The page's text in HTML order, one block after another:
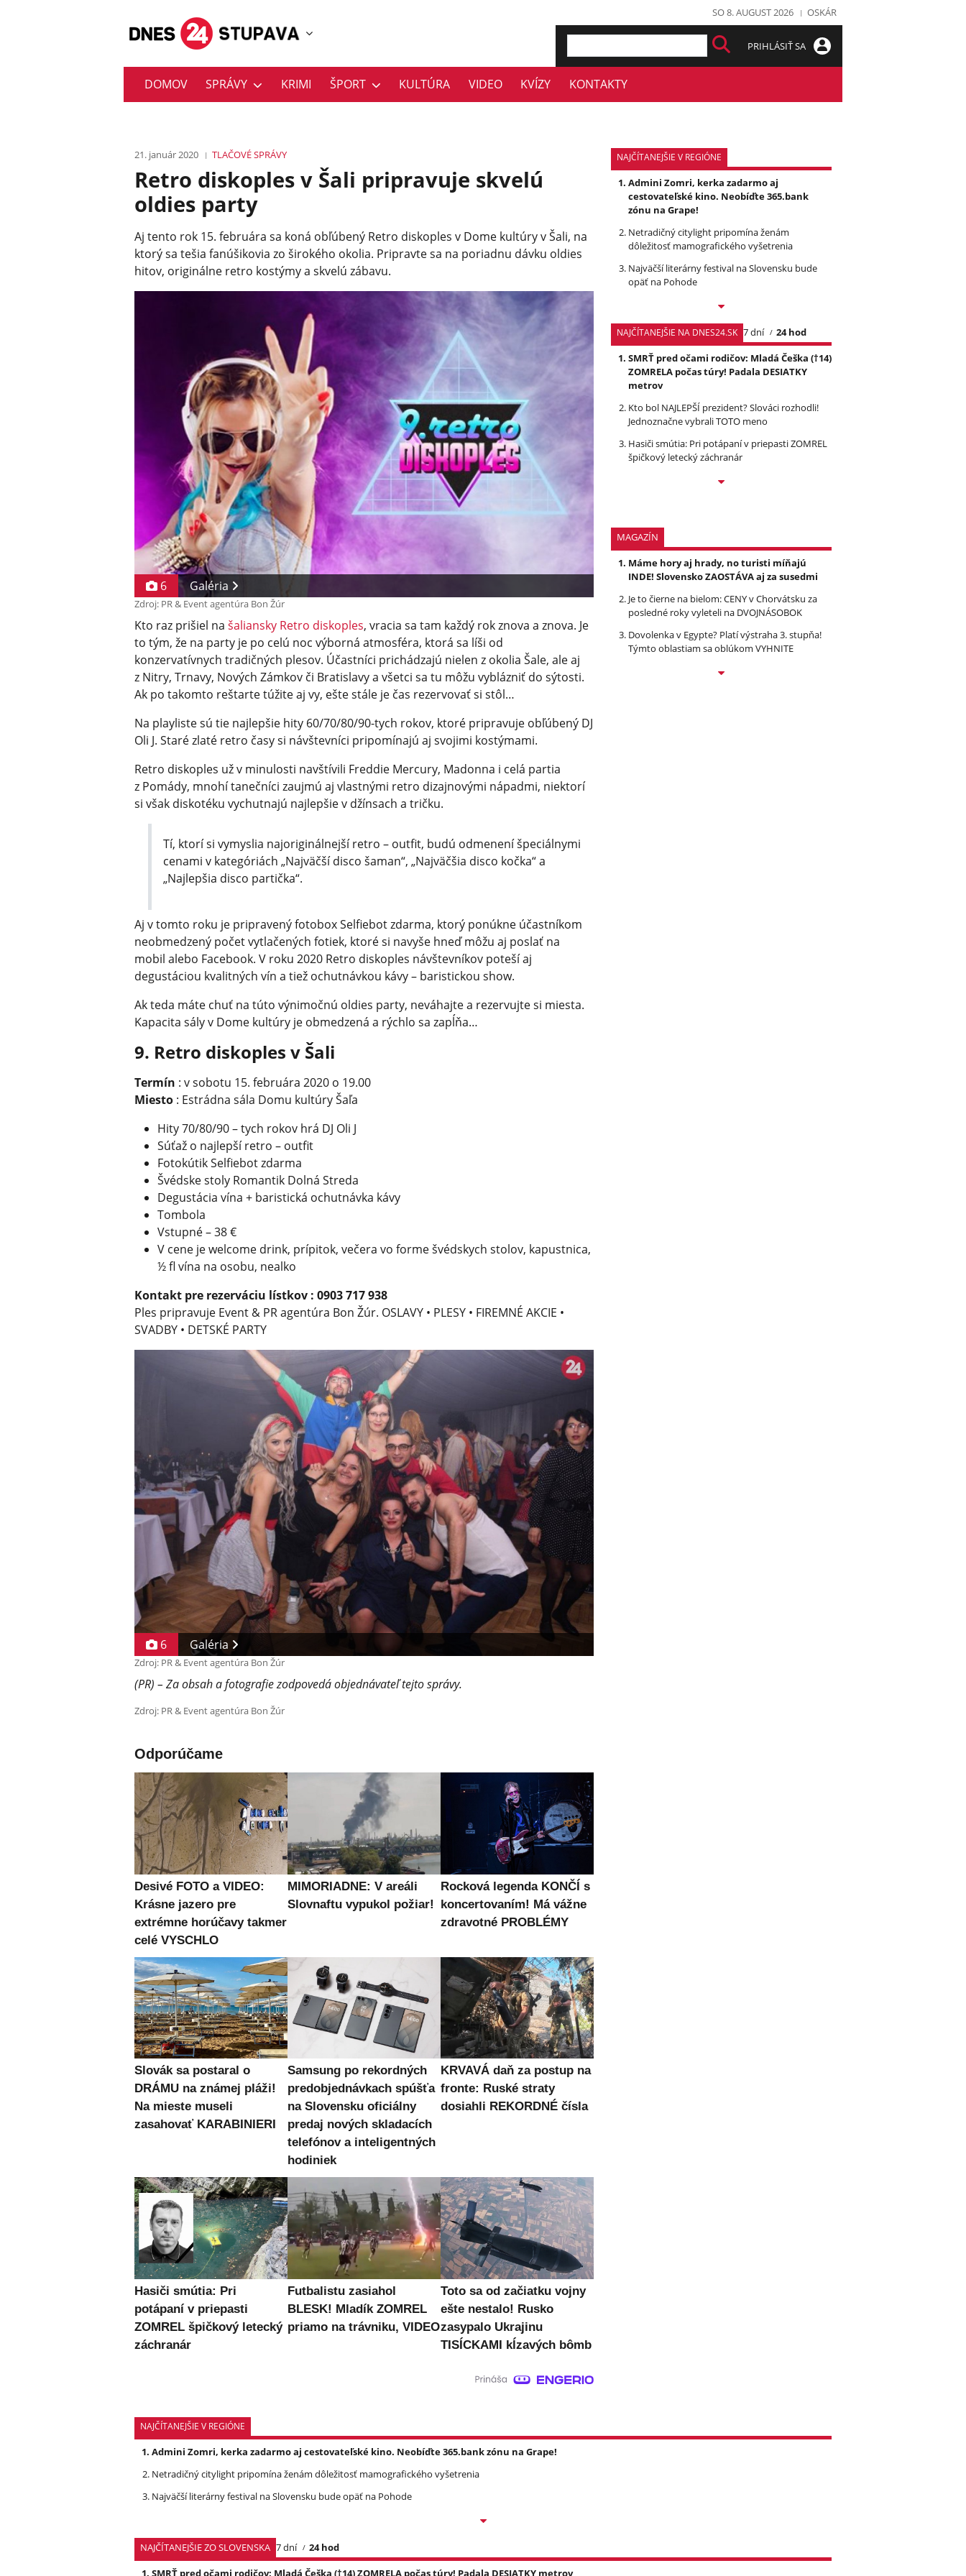
SO 8. AUGUST 2026 OSKÁR
PRIHLÁSIŤ SA
DOMOV SPRÁVY KRIMI ŠPORT KULTÚRA VIDEO KVÍZY KONTAKTY
21. január 2020 TLAČOVÉ SPRÁVY
Retro diskoples v Šali pripravuje skvelú
oldies party
Aj tento rok 15. februára sa koná obľúbený Retro diskoples v Dome kultúry v Šali, na
ktorý sa tešia fanúšikovia zo širokého okolia. Pripravte sa na poriadnu dávku oldies
hitov, originálne retro kostýmy a skvelú zábavu.
6 Galéria
Zdroj: PR & Event agentúra Bon Žúr
Kto raz prišiel na šaliansky Retro diskoples, vracia sa tam každý rok znova a znova. Je
to tým, že na party je po celú noc výborná atmosféra, ktorá sa líši od
konzervatívnych tradičných plesov. Účastníci prichádzajú nielen z okolia Šale, ale aj
z Nitry, Trnavy, Nových Zámkov či Bratislavy a všetci sa tu môžu vyblázniť do sýtosti.
Ak po takomto reštarte túžite aj vy, ešte stále je čas rezervovať si stôl…
Na playliste sú tie najlepšie hity 60/70/80/90-tych rokov, ktoré pripravuje obľúbený DJ
Oli J. Staré zlaté retro časy si návštevníci pripomínajú aj svojimi kostýmami.
Retro diskoples už v minulosti navštívili Freddie Mercury, Madonna i celá partia
z Pomády, mnohí tanečníci zaujmú aj vlastnými retro dizajnovými nápadmi, niektorí
si však diskotéku vychutnajú najlepšie v džínsach a tričku.
Tí, ktorí si vymyslia najoriginálnejší retro – outfit, budú odmenení špeciálnymi
cenami v kategóriách „Najväčší disco šaman“, „Najväčšia disco kočka“ a
„Najlepšia disco partička“.
Aj v tomto roku je pripravený fotobox Selfiebot zdarma, ktorý ponúkne účastníkom
neobmedzený počet vytlačených fotiek, ktoré si navyše hneď môžu aj poslať na
mobil alebo Facebook. V roku 2020 Retro diskoples návštevníkov poteší aj
degustáciou kvalitných vín a tiež ochutnávkou kávy – baristickou show.
Ak teda máte chuť na túto výnimočnú oldies party, neváhajte a rezervujte si miesta.
Kapacita sály v Dome kultúry je obmedzená a rýchlo sa zapĺňa…
9. Retro diskoples v Šali
Termín : v sobotu 15. februára 2020 o 19.00
Miesto : Estrádna sála Domu kultúry Šaľa
Hity 70/80/90 – tych rokov hrá DJ Oli J
Súťaž o najlepší retro – outfit
Fotokútik Selfiebot zdarma
Švédske stoly Romantik Dolná Streda
Degustácia vína + baristická ochutnávka kávy
Tombola
Vstupné – 38 €
V cene je welcome drink, prípitok, večera vo forme švédskych stolov, kapustnica,
½ fl vína na osobu, nealko
Kontakt pre rezerváciu lístkov : 0903 717 938
Ples pripravuje Event & PR agentúra Bon Žúr. OSLAVY • PLESY • FIREMNÉ AKCIE •
SVADBY • DETSKÉ PARTY
6 Galéria
Zdroj: PR & Event agentúra Bon Žúr
(PR) – Za obsah a fotografie zodpovedá objednávateľ tejto správy.
Zdroj: PR & Event agentúra Bon Žúr
Odporúčame
Desivé FOTO a VIDEO:
Krásne jazero pre
extrémne horúčavy takmer
celé VYSCHLO
MIMORIADNE: V areáli
Slovnaftu vypukol požiar!
Rocková legenda KONČÍ s
koncertovaním! Má vážne
zdravotné PROBLÉMY
Slovák sa postaral o
DRÁMU na známej pláži!
Na mieste museli
zasahovať KARABINIERI
Samsung po rekordných
predobjednávkach spúšťa
na Slovensku oficiálny
predaj nových skladacích
telefónov a inteligentných
hodiniek
KRVAVÁ daň za postup na
fronte: Ruské straty
dosiahli REKORDNÉ čísla
Hasiči smútia: Pri
potápaní v priepasti
ZOMREL špičkový letecký
záchranár
Futbalistu zasiahol
BLESK! Mladík ZOMREL
priamo na trávniku, VIDEO
Toto sa od začiatku vojny
ešte nestalo! Rusko
zasypalo Ukrajinu
TISÍCKAMI kĺzavých bômb
NAJČÍTANEJŠIE V REGIÓNE
Admini Zomri, kerka zadarmo aj
cestovateľské kino. Neobíďte 365.bank
zónu na Grape!
Netradičný citylight pripomína ženám
dôležitosť mamografického vyšetrenia
Najväčší literárny festival na Slovensku bude
opäť na Pohode
NAJČÍTANEJŠIE NA DNES24.SK 7 dní
24 hod
SMRŤ pred očami rodičov: Mladá Češka (†14)
ZOMRELA počas túry! Padala DESIATKY
metrov
Kto bol NAJLEPŠÍ prezident? Slováci rozhodli!
Jednoznačne vybrali TOTO meno
Hasiči smútia: Pri potápaní v priepasti ZOMREL
špičkový letecký záchranár
MAGAZÍN
Máme hory aj hrady, no turisti míňajú
INDE! Slovensko ZAOSTÁVA aj za susedmi
Je to čierne na bielom: CENY v Chorvátsku za
posledné roky vyleteli na DVOJNÁSOBOK
Dovolenka v Egypte? Platí výstraha 3. stupňa!
Týmto oblastiam sa oblúkom VYHNITE
NAJČÍTANEJŠIE V REGIÓNE
Admini Zomri, kerka zadarmo aj cestovateľské kino. Neobíďte 365.bank zónu na Grape!
Netradičný citylight pripomína ženám dôležitosť mamografického vyšetrenia
Najväčší literárny festival na Slovensku bude opäť na Pohode
NAJČÍTANEJŠIE ZO SLOVENSKA 7 dní
24 hod
SMRŤ pred očami rodičov: Mladá Češka (†14) ZOMRELA počas túry! Padala DESIATKY metrov